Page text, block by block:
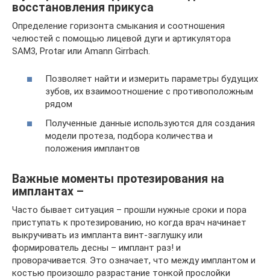
восстановления прикуса
Определение горизонта смыкания и соотношения
челюстей с помощью лицевой дуги и артикулятора
SAM3, Protar или Amann Girrbach.
Позволяет найти и измерить параметры будущих
зубов, их взаимоотношение с противоположным
рядом
Полученные данные используются для создания
модели протеза, подбора количества и
положения имплантов
Важные моменты протезирования на
имплантах –
Часто бывает ситуация – прошли нужные сроки и пора
приступать к протезированию, но когда врач начинает
выкручивать из импланта винт-заглушку или
формирователь десны – имплант раз! и
проворачивается. Это означает, что между имплантом и
костью произошло разрастание тонкой прослойки